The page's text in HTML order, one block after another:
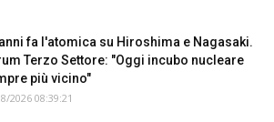
fa l'atomica su Hiroshima e Nagasaki.
Terzo Settore: "Oggi incubo nucleare
più vicino"
2026 08:39:21